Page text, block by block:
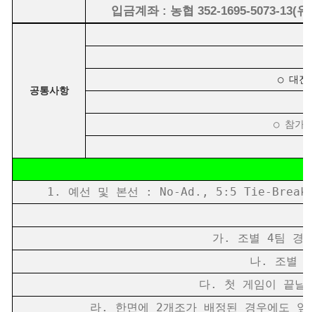
입금계좌 : 농협 352-1695-5073-13(
공통사항
○ 대진
○ 참가
1. 예선 및 본선 : No-Ad., 5:5 Tie-Break
가. 조별 4팀 경
나. 조별 3
다. 첫 게임이 끝날
라. 한면에 2개조가 배정된 경우에도 앞